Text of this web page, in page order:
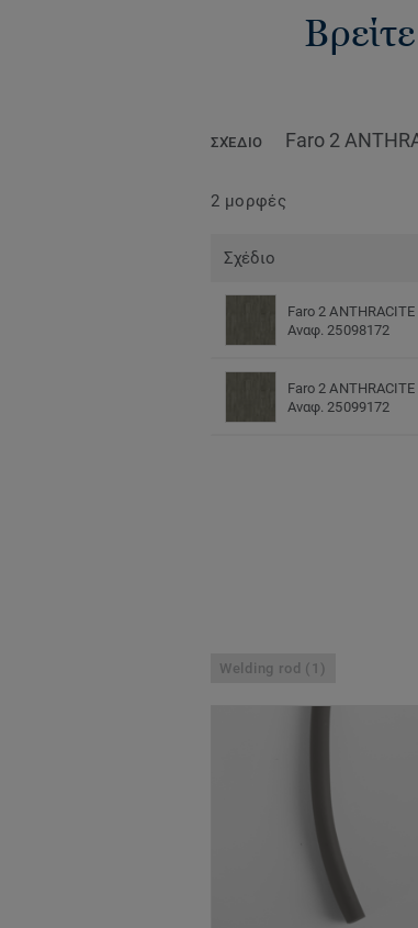
ΣΧΈΔΙΟ Faro 2
2 μορφές
Σχέδιο
Faro 2 ANTHRACITE
Αναφ. 25098172
Faro 2 ANTHRACITE
Αναφ. 25099172
Welding rod (1)